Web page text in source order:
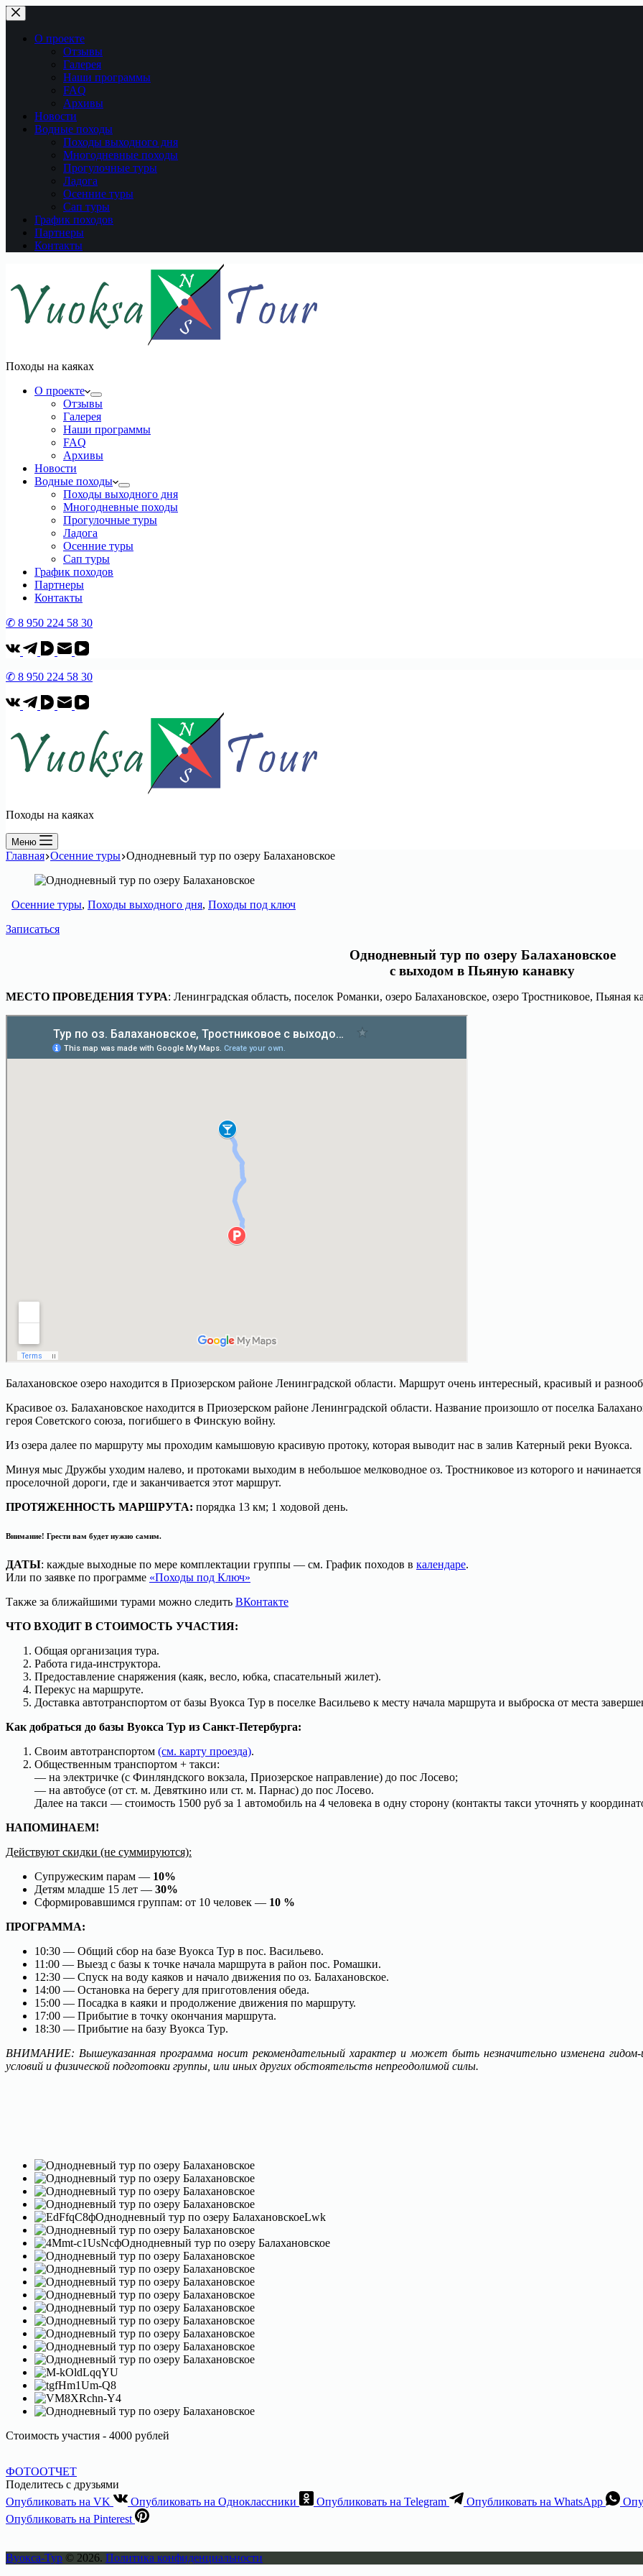
Перейти
к
сути
О проекте
Отзывы
Галерея
Наши программы
FAQ
Архивы
Новости
Водные походы
Походы выходного дня
Многодневные походы
Прогулочные туры
Ладога
Осенние туры
Сап туры
График походов
Партнеры
Контакты
Походы на каяках
О проекте
Отзывы
Галерея
Наши программы
FAQ
Архивы
Новости
Водные походы
Походы выходного дня
Многодневные походы
Прогулочные туры
Ладога
Осенние туры
Сап туры
График походов
Партнеры
Контакты
✆ 8 950 224 58 30
✆ 8 950 224 58 30
Походы на каяках
Меню
Главная Осенние туры Однодневный тур по озеру Балахановское
Осенние туры, Походы выходного дня, Походы под ключ
Записаться
Однодневный тур по озеру Балахановское
с выходом в Пьяную канавку
МЕСТО ПРОВЕДЕНИЯ ТУРА: Ленинградская область, поселок Романки, озеро Балахановское, озеро Тростниковое, Пьяная
Балахановское озеро находится в Приозерском районе Ленинградской области. Маршрут очень интересный, красивый и
Красивое оз. Балахановское находится в Приозерском районе Ленинградской области. Название произошло от поселка
героя Советского союза, погибшего в Финскую войну.
Из озера далее по маршруту мы проходим камышовую красивую протоку, которая выводит нас в залив Катерный реки Вуокса.
Минуя мыс Дружбы уходим налево, и протоками выходим в небольшое мелководное оз. Тростниковое из которого и
проселочной дороги, где и заканчивается этот маршрут.
ПРОТЯЖЕННОСТЬ МАРШРУТА: порядка 13 км; 1 ходовой день.
Внимание! Грести вам будет нужно самим.
ДАТЫ: каждые выходные по мере комплектации группы — см. График походов в календаре.
Или по заявке по программе «Походы под Ключ»
Также за ближайшими турами можно следить ВКонтакте
ЧТО ВХОДИТ В СТОИМОСТЬ УЧАСТИЯ:
Общая организация тура.
Работа гида-инструктора.
Предоставление снаряжения (каяк, весло, юбка, спасательный жилет).
Перекус на маршруте.
Доставка автотранспортом от базы Вуокса Тур в поселке Васильево к месту начала маршрута и выброска от места
Как добраться до базы Вуокса Тур из Санкт-Петербурга:
Своим автотранспортом (см. карту проезда).
Общественным транспортом + такси:
— на электричке (с Финляндского вокзала, Приозерское направление) до пос Лосево;
— на автобусе (от ст. м. Девяткино или ст. м. Парнас) до пос Лосево.
Далее на такси — стоимость 1500 руб за 1 автомобиль на 4 человека в одну сторону (контакты такси уточнять у
НАПОМИНАЕМ!
Действуют скидки (не суммируются):
Супружеским парам — 10%
Детям младше 15 лет — 30%
Сформировавшимся группам: от 10 человек — 10 %
ПРОГРАММА:
10:30 — Общий сбор на базе Вуокса Тур в пос. Васильево.
11:00 — Выезд с базы к точке начала маршрута в район пос. Ромашки.
12:30 — Спуск на воду каяков и начало движения по оз. Балахановское.
14:00 — Остановка на берегу для приготовления обеда.
15:00 — Посадка в каяки и продолжение движения по маршруту.
17:00 — Прибытие в точку окончания маршрута.
18:30 — Прибытие на базу Вуокса Тур.
ВНИМАНИЕ: Вышеуказанная программа носит рекомендательный характер и может быть незначительно изменена
условий и физической подготовки группы, или иных других обстоятельств непреодолимой силы.
Стоимость участия - 4000 рублей
ФОТООТЧЕТ
Поделитесь с друзьями
Опубликовать на VK
Опубликовать на Одноклассники Опубликовать на Telegram Опубликовать на WhatsApp
Опубликовать на Pinterest
Вуокса-Тур © 2026. Политика конфиденциальности